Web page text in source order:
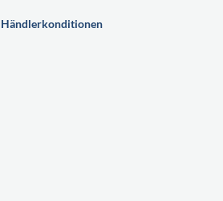
Händlerkonditionen